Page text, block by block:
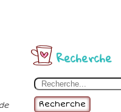
Recherche
Recherche